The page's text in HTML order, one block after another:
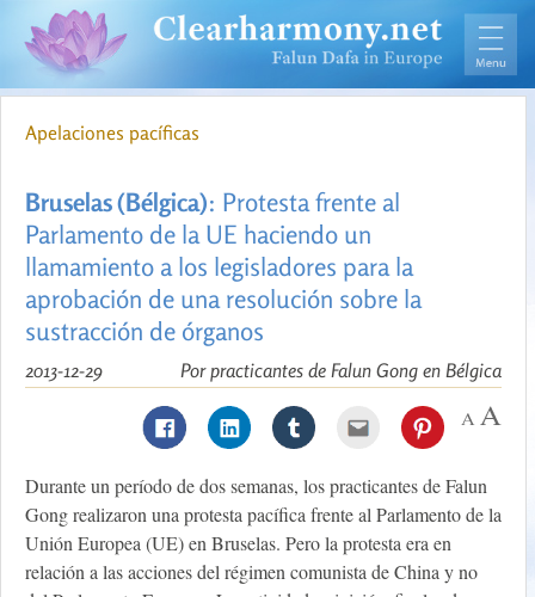
Apelaciones pacíficas
Bruselas (Bélgica): Protesta frente al
Parlamento de la UE haciendo un
llamamiento a los legisladores para la
aprobación de una resolución sobre la
sustracción de órganos
Por practicantes de Falun Gong en Bélgica
2013-12-29
Durante un período de dos semanas, los practicantes de Falun
Gong realizaron una protesta pacífica frente al Parlamento de la
Unión Europea (UE) en Bruselas. Pero la protesta era en
relación a las acciones del régimen comunista de China y no